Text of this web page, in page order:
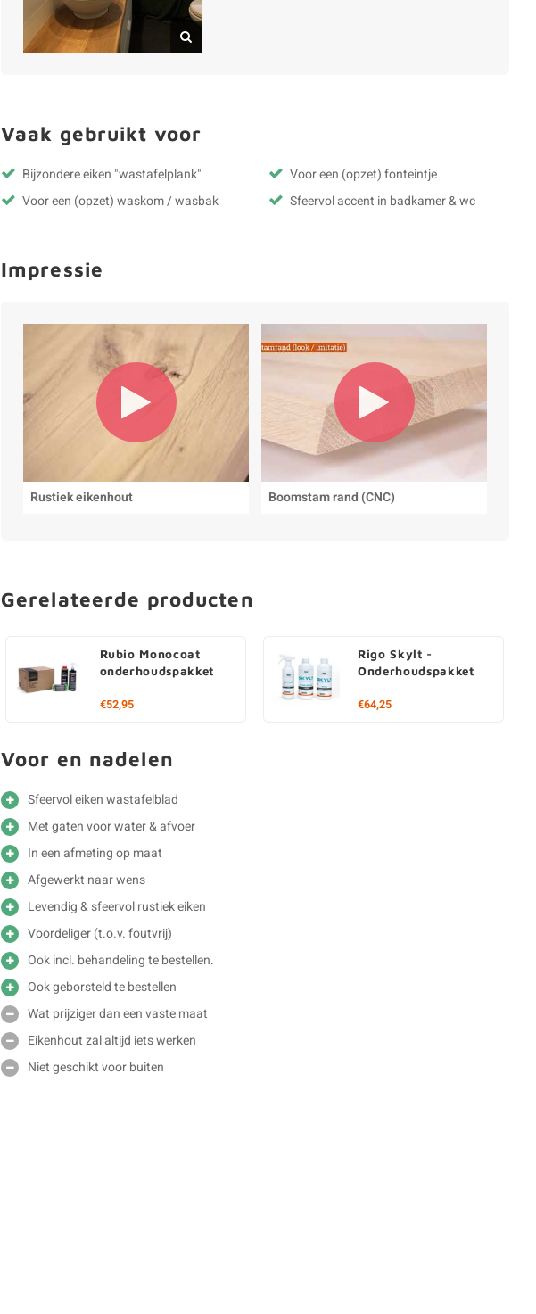
Vaak gebruikt voor
Bijzondere eiken "wastafelplank"
Voor een (opzet) waskom / wasbak
Voor een (opzet) fonteintje
Sfeervol accent in badkamer & wc
Impressie
Rustiek eikenhout Boomstam rand (CNC)
Gerelateerde producten
Rubio Monocoat
onderhoudspakket
€52,95
Rigo Skylt -
Onderhoudspakket
€64,25
Voor en nadelen
Sfeervol eiken wastafelblad
Met gaten voor water & afvoer
In een afmeting op maat
Afgewerkt naar wens
Levendig & sfeervol rustiek eiken
Voordeliger (t.o.v. foutvrij)
Ook incl. behandeling te bestellen.
Ook geborsteld te bestellen
Wat prijziger dan een vaste maat
Eikenhout zal altijd iets werken
Niet geschikt voor buiten